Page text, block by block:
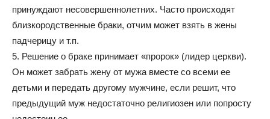
принуждают несовершеннолетних. Часто происходят
близкородственные браки, отчим может взять в жены
падчерицу и т.п.
5. Решение о браке принимает «пророк» (лидер церкви).
Он может забрать жену от мужа вместе со всеми ее
детьми и передать другому мужчине, если решит, что
предыдущий муж недостаточно религиозен или попросту